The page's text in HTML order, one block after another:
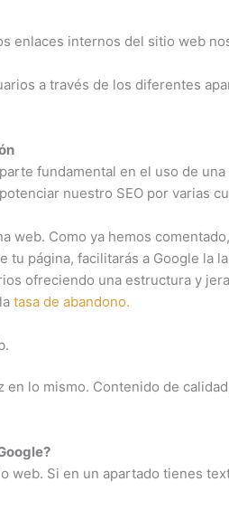
enlaces internos del sitio web
a través de los diferentes
fundamental en el uso de
nuestro SEO por varias
web. Como ya hemos
página, facilitarás a Google la
ofreciendo una estructura y
tasa de abandono.
lo mismo. Contenido de
web. Si en un apartado tienes